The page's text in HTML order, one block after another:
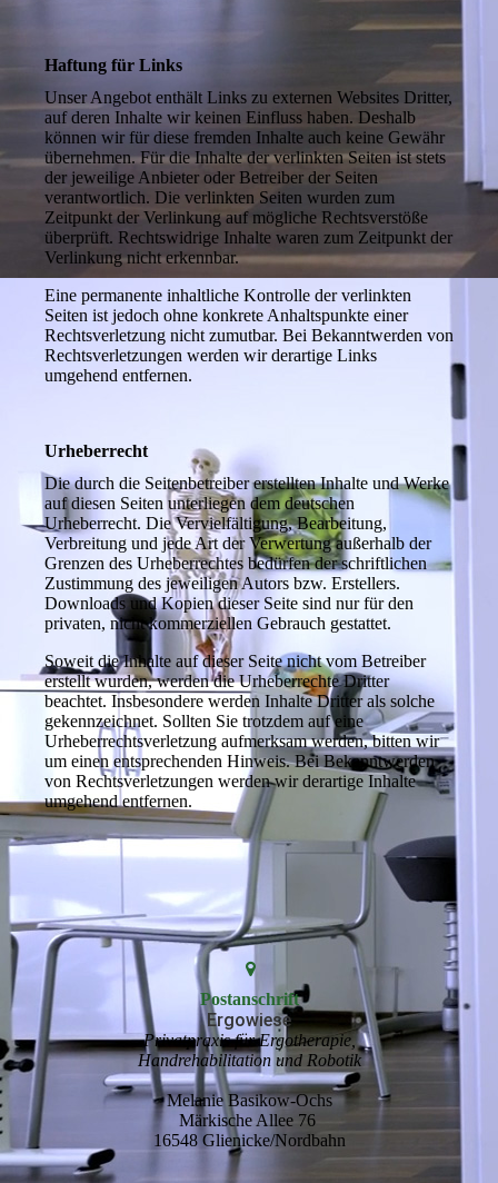
Haftung für Links
Unser Angebot enthält Links zu externen Websites Dritter,
auf deren Inhalte wir keinen Einfluss haben. Deshalb
können wir für diese fremden Inhalte auch keine Gewähr
übernehmen. Für die Inhalte der verlinkten Seiten ist stets
der jeweilige Anbieter oder Betreiber der Seiten
verantwortlich. Die verlinkten Seiten wurden zum
Zeitpunkt der Verlinkung auf mögliche Rechtsverstöße
überprüft. Rechtswidrige Inhalte waren zum Zeitpunkt der
Verlinkung nicht erkennbar.
Eine permanente inhaltliche Kontrolle der verlinkten
Seiten ist jedoch ohne konkrete Anhaltspunkte einer
Rechtsverletzung nicht zumutbar. Bei Bekanntwerden von
Rechtsverletzungen werden wir derartige Links
umgehend entfernen.
Urheberrecht
Die durch die Seitenbetreiber erstellten Inhalte und Werke
auf diesen Seiten unterliegen dem deutschen
Urheberrecht. Die Vervielfältigung, Bearbeitung,
Verbreitung und jede Art der Verwertung außerhalb der
Grenzen des Urheberrechtes bedürfen der schriftlichen
Zustimmung des jeweiligen Autors bzw. Erstellers.
Downloads und Kopien dieser Seite sind nur für den
privaten, nicht kommerziellen Gebrauch gestattet.
Soweit die Inhalte auf dieser Seite nicht vom Betreiber
erstellt wurden, werden die Urheberrechte Dritter
beachtet. Insbesondere werden Inhalte Dritter als solche
gekennzeichnet. Sollten Sie trotzdem auf eine
Urheberrechtsverletzung aufmerksam werden, bitten wir
um einen entsprechenden Hinweis. Bei Bekanntwerden
von Rechtsverletzungen werden wir derartige Inhalte
umgehend entfernen.
Postanschrift
Ergowiese
Privatpraxis für Ergotherapie,
Handrehabilitation und Robotik
Melanie Basikow-Ochs
Märkische Allee 76
16548 Glienicke/Nordbahn